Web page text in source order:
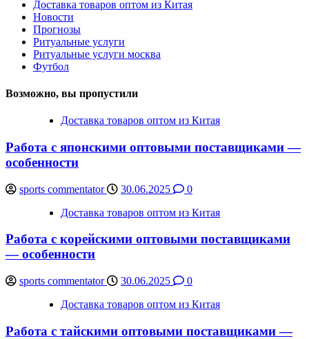
Доставка товаров оптом из Китая
Новости
Прогнозы
Ритуальные услуги
Ритуальные услуги москва
Футбол
Возможно, вы пропустили
Доставка товаров оптом из Китая
Работа с японскими оптовыми поставщиками —
особенности
sports commentator 30.06.2025
0
Доставка товаров оптом из Китая
Работа с корейскими оптовыми поставщиками
— особенности
sports commentator 30.06.2025
0
Доставка товаров оптом из Китая
Работа с тайскими оптовыми поставщиками —